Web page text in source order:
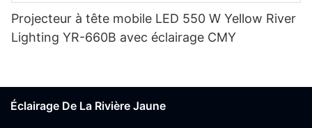
Projecteur à tête mobile LED 550 W Yellow River
Lighting YR-660B avec éclairage CMY
Éclairage De La Rivière Jaune